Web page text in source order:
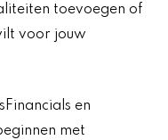
toevoegen of
voor jouw
en
met